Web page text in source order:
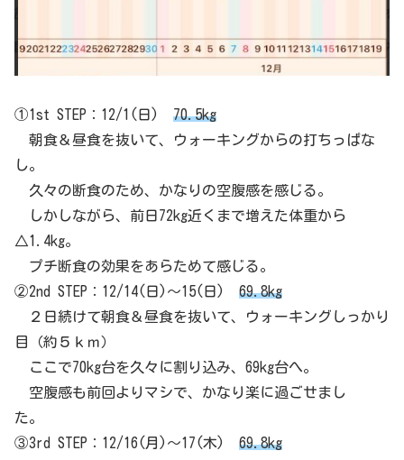
①1st STEP：12/1(日) 70.5kg
朝食＆昼食を抜いて、ウォーキングからの打ちっぱな
し。
久々の断食のため、かなりの空腹感を感じる。
しかしながら、前日72kg近くまで増えた体重から
△1.4kg。
プチ断食の効果をあらためて感じる。
②2nd STEP：12/14(日)～15(日) 69.8kg
２日続けて朝食＆昼食を抜いて、ウォーキングしっかり
目（約５ｋｍ）
ここで70kg台を久々に割り込み、69kg台へ。
空腹感も前回よりマシで、かなり楽に過ごせまし
た。
③3rd STEP：12/16(月)～17(木) 69.8kg